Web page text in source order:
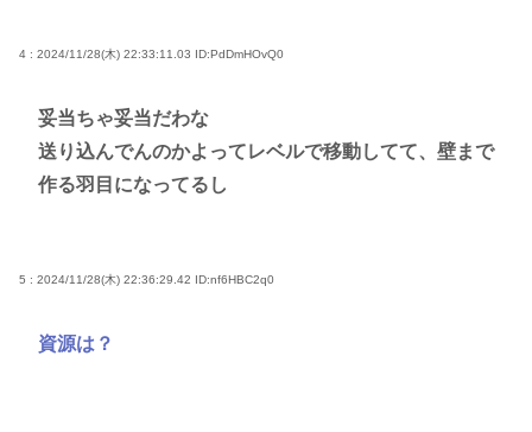
4 : 2024/11/28(木) 22:33:11.03 ID:PdDmHOvQ0
妥当ちゃ妥当だわな
送り込んでんのかよってレベルで移動してて、壁まで
作る羽目になってるし
5 : 2024/11/28(木) 22:36:29.42 ID:nf6HBC2q0
資源は？